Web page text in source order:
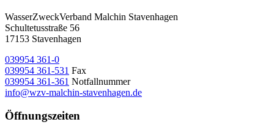
WasserZweckVerband­ Malchin Stavenhagen
Schultetusstraße 56
17153 Stavenhagen
039954 361-0
039954 361-531 Fax
039954 361-361 Notfallnummer
info@wzv-malchin-stavenhagen.de
Öffnungszeiten